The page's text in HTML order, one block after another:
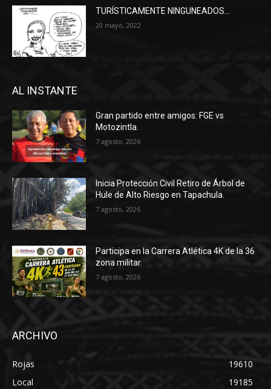
TURÍSTICAMENTE NINGUNEADOS…
20 mayo, 2022
AL INSTANTE
Gran partido entre amigos: FGE vs
Motozintla.
7 agosto, 2026
Inicia Protección Civil Retiro de Árbol de
Hule de Alto Riesgo en Tapachula.
7 agosto, 2026
Participa en la Carrera Atlética 4K de la 36
zona militar.
7 agosto, 2026
ARCHIVO
Rojas
19610
Local
19185